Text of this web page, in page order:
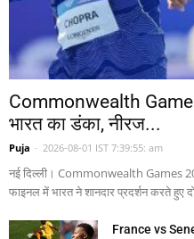
Commonwealth
भारत का डंका, नीरज...
Puja - 2026-08-01 IST 7:39:55: am
नई दिल्ली। Commonwealth Games
फाइनल में भारत ने शानदार प्रदर्शन करते हुए
France vs